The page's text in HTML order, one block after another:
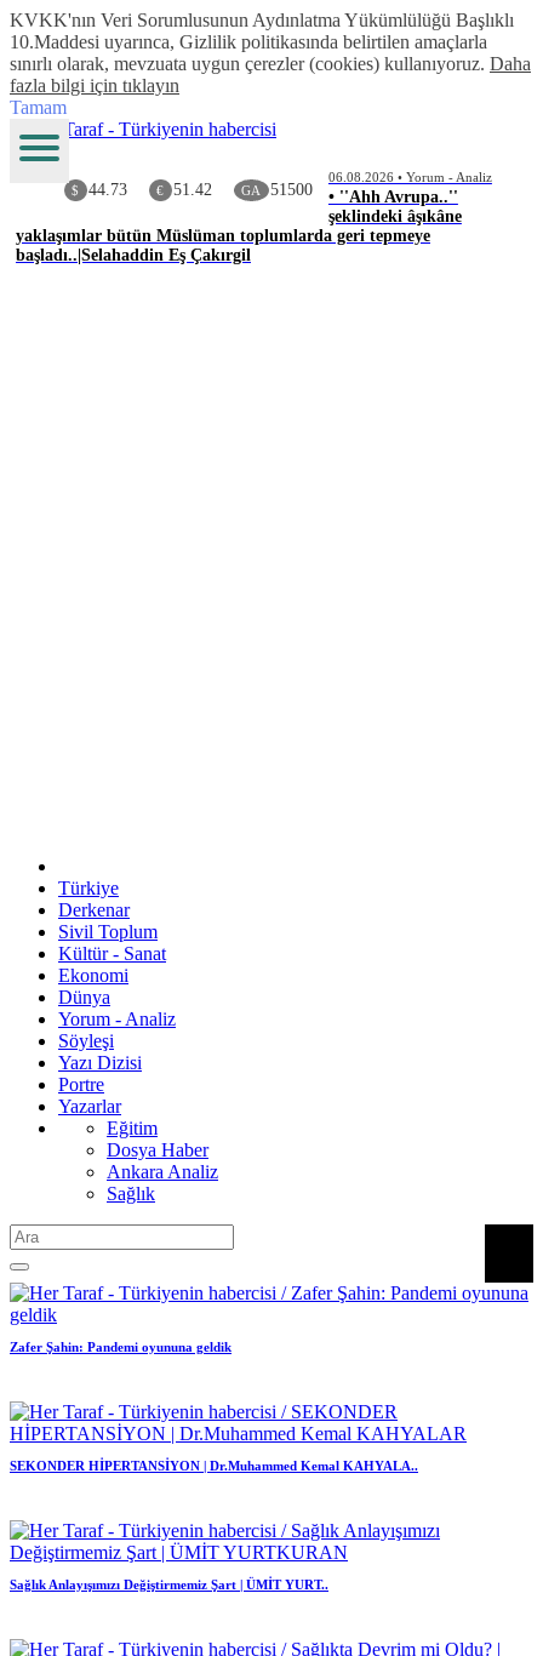
KVKK'nın Veri Sorumlusunun Aydınlatma Yükümlülüğü Başlıklı
10.Maddesi uyarınca, Gizlilik politikasında belirtilen amaçlarla
sınırlı olarak, mevzuata uygun çerezler (cookies) kullanıyoruz. Daha
fazla bilgi için tıklayın
Tamam
$ 44.73 € 51.42 GA 51500
06.08.2026 • Yorum - Analiz
• ''Ahh Avrupa..''
şeklindeki âşıkâne
yaklaşımlar bütün Müslüman toplumlarda geri tepmeye
başladı..|Selahaddin Eş Çakırgil
Türkiye
Derkenar
Sivil Toplum
Kültür - Sanat
Ekonomi
Dünya
Yorum - Analiz
Söyleşi
Yazı Dizisi
Portre
Yazarlar
Eğitim
Dosya Haber
Ankara Analiz
Sağlık
Zafer Şahin: Pandemi oyununa geldik
SEKONDER HİPERTANSİYON | Dr.Muhammed Kemal KAHYALA..
Sağlık Anlayışımızı Değiştirmemiz Şart | ÜMİT YURT..